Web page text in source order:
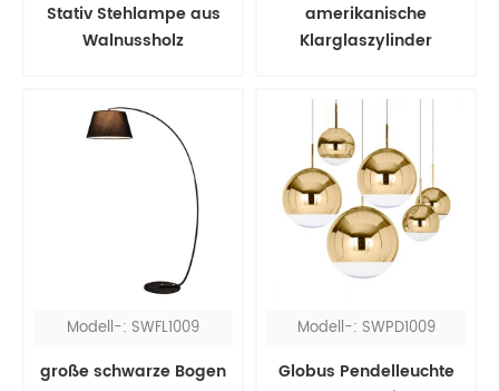
Stativ Stehlampe aus
Walnussholz
amerikanische
Klarglaszylinder
Modell-: SWFL1009
große schwarze Bogen
Modell-: SWPD1009
Globus Pendelleuchte